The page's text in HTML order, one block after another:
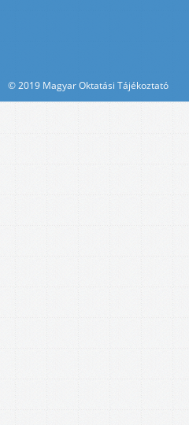
© 2019 Magyar Oktatási